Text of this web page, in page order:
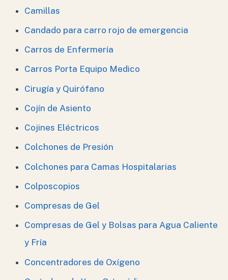
Camillas
Candado para carro rojo de emergencia
Carros de Enfermería
Carros Porta Equipo Medico
Cirugía y Quirófano
Cojín de Asiento
Cojines Eléctricos
Colchones de Presión
Colchones para Camas Hospitalarias
Colposcopios
Compresas de Gel
Compresas de Gel y Bolsas para Agua Caliente
y Fría
Concentradores de Oxígeno